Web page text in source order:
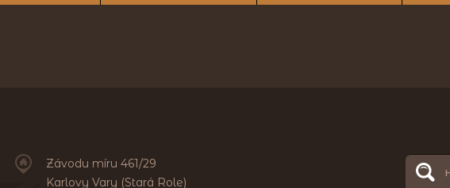
Závodu míru 461/29
Karlovy Vary (Stará Role)